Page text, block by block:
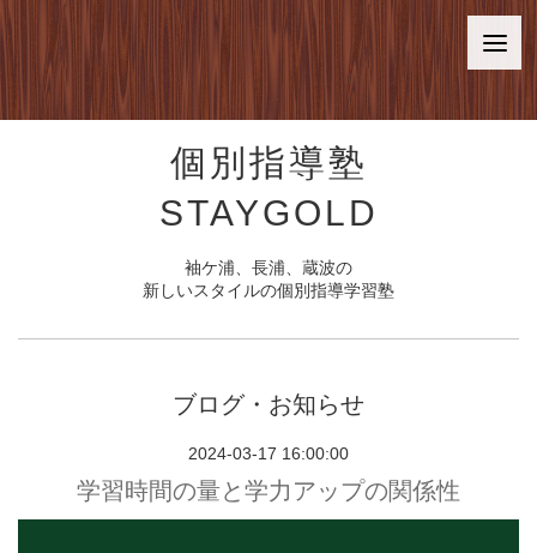
個別指導塾
STAYGOLD
袖ケ浦、長浦、蔵波の
新しいスタイルの個別指導学習塾
ブログ・お知らせ
2024-03-17 16:00:00
学習時間の量と学力アップの関係性